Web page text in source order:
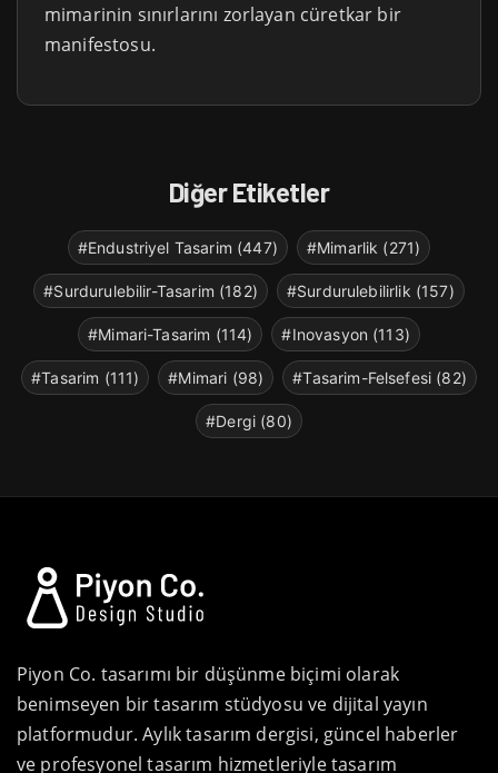
mimarinin sınırlarını zorlayan cüretkar bir
manifestosu.
Diğer Etiketler
#Endustriyel Tasarim (447) #Mimarlik (271)
#Surdurulebilir-Tasarim (182) #Surdurulebilirlik (157)
#Mimari-Tasarim (114) #Inovasyon (113)
#Tasarim (111) #Mimari (98) #Tasarim-Felsefesi (82)
#Dergi (80)
Piyon Co. tasarımı bir düşünme biçimi olarak
benimseyen bir tasarım stüdyosu ve dijital yayın
platformudur. Aylık tasarım dergisi, güncel haberler
ve profesyonel tasarım hizmetleriyle tasarım